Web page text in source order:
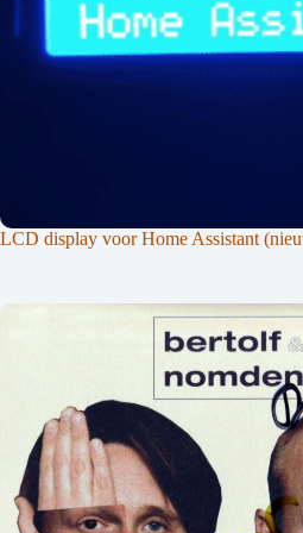
LCD display voor Home Assistant